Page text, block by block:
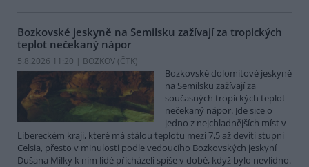
Bozkovské jeskyně na Semilsku zažívají za tropických
teplot nečekaný nápor
5.8.2026 11:20 | BOZKOV (ČTK)
Bozkovské dolomitové jeskyně
na Semilsku zažívají za
současných tropických teplot
nečekaný nápor. Jde sice o
jedno z nejchladnějších míst v
Libereckém kraji, které má stálou teplotu mezi 7,5 až devíti stupni
Celsia, přesto v minulosti podle vedoucího Bozkovských jeskyní
Dušana Milky k nim lidé přicházeli spíše v době, když bylo nevlídno.